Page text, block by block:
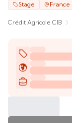
Stage France
Crédit Agricole CIB